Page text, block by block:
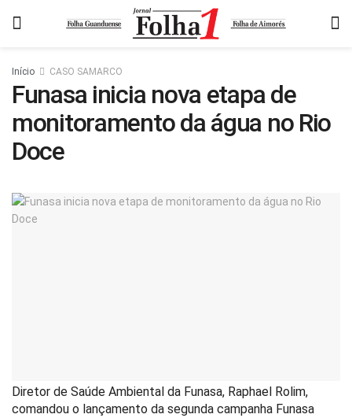
Início CASO SAMARCO
Funasa inicia nova etapa de
monitoramento da água no Rio
Doce
Diretor de Saúde Ambiental da Funasa, Raphael Rolim,
comandou o lançamento da segunda campanha Funasa